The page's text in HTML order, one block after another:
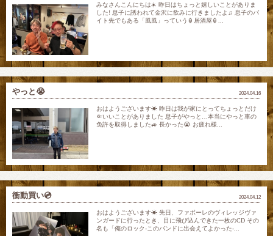
みなさんこんにちは☀️ 昨日はちょっと嬉しいことがありま
した! 息子に誘われて金沢に飲みに行きましたよ♫ 息子のバ
イト先でもある「風風」っていう🏮居酒屋🏮...
2024.04.16
やっと😭
おはようございます☀ 昨日は我が家にとってちょっとだけ
🤏いいことがありました 息子がやっと…本当にやっと車の
免許を取得しました🚙 長かった😭 お疲れ様...
2024.04.12
衝動買い💿
おはようございます☀ 先日、ファボーレのヴィレッジヴァ
ンガードに行ったとき、目に飛び込んできた一枚のCD その
名も「俺のロック-このバンドに出会えてよかった-...